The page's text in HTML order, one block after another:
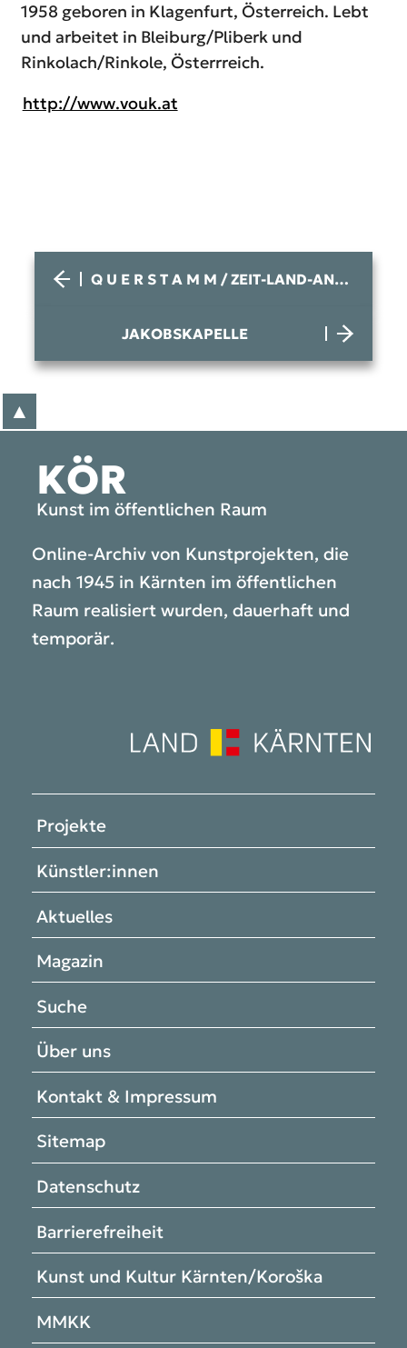
1958 geboren in Klagenfurt, Österreich. Lebt
und arbeitet in Bleiburg/Pliberk und
Rinkolach/Rinkole, Österrreich.
http://www.vouk.at
Q U E R S T A M M / ZEIT-LAND-ANTEIL
JAKOBSKAPELLE
▲
KÖR
Kunst im öffentlichen Raum
Online-Archiv von Kunstprojekten, die
nach 1945 in Kärnten im öffentlichen
Raum realisiert wurden, dauerhaft und
temporär.
Projekte
Künstler:innen
Aktuelles
Magazin
Suche
Über uns
Kontakt & Impressum
Sitemap
Datenschutz
Barrierefreiheit
Kunst und Kultur Kärnten/Koroška
MMKK